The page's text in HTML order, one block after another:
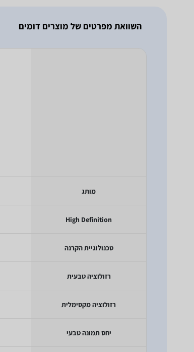
השוואת מפרטים של מוצרים דומים
מותג
High Definition
טכנולוגיית הקרנה
רזולוציה טבעית
רזולוציה מקסימלית
יחס תמונה טבעי